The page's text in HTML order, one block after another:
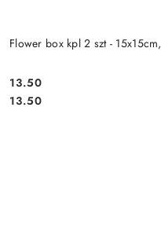
Flower box kpl 2 szt -
Cena:
13.50
Cena:
13.50